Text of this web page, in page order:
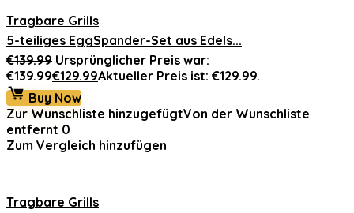
Tragbare Grills
5-teiliges EggSpander-Set aus Edels...
€139.99 Ursprünglicher Preis war:
€139.99€129.99Aktueller Preis ist: €129.99.
Buy Now
Zur Wunschliste hinzugefügtVon der Wunschliste
entfernt 0
Zum Vergleich hinzufügen
Tragbare Grills